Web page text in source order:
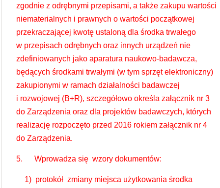
zgodnie z odrębnymi przepisami, a także zakupu wartości
niematerialnych i prawnych o wartości początkowej
przekraczającej kwotę ustaloną dla środka trwałego
w przepisach odrębnych oraz innych urządzeń nie
zdefiniowanych jako aparatura naukowo-badawcza,
będących środkami trwałymi (w tym sprzęt elektroniczny)
zakupionymi w ramach działalności badawczej
i rozwojowej (B+R), szczegółowo określa załącznik nr 3
do Zarządzenia oraz dla projektów badawczych, których
realizację rozpoczęto przed 2016 rokiem załącznik nr 4
do Zarządzenia.
5. Wprowadza się wzory dokumentów:
1) protokół zmiany miejsca użytkowania środka